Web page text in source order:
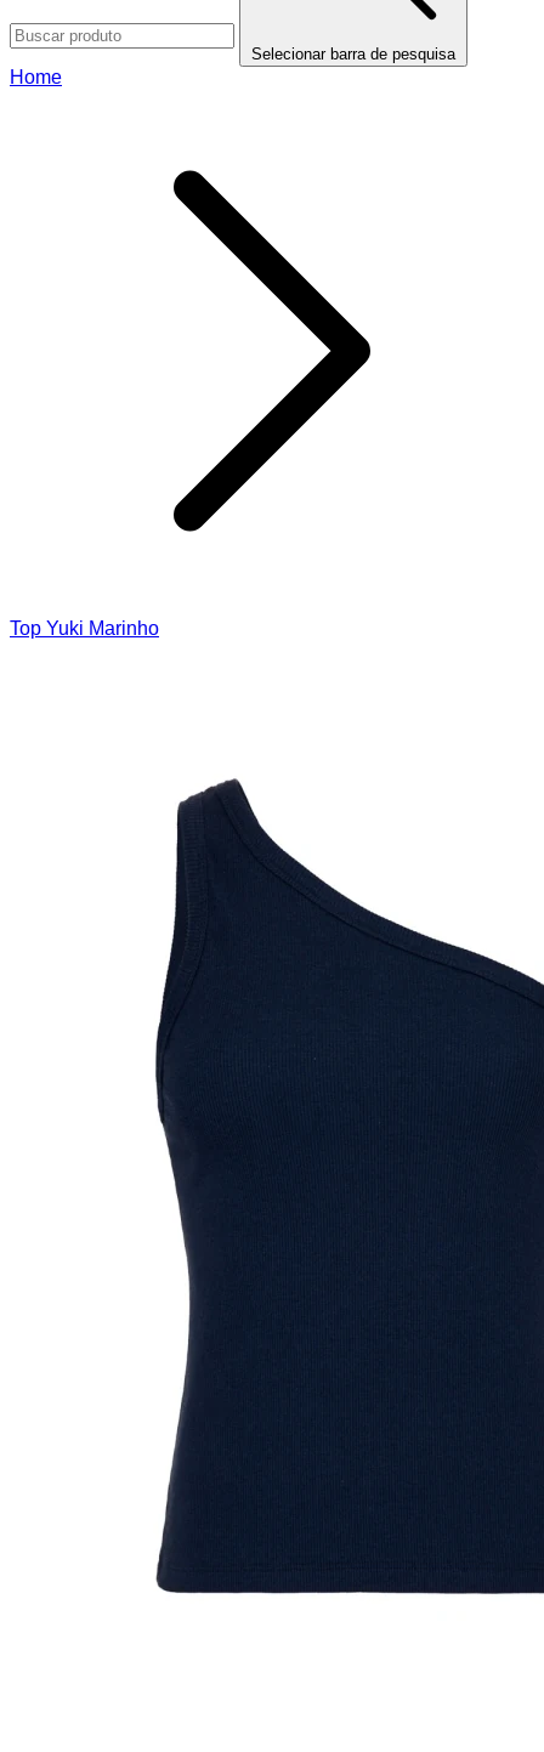
Selecionar barra de pesquisa
Home
Top Yuki Marinho